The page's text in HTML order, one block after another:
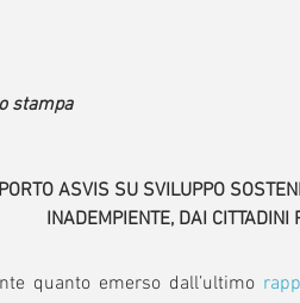
stampa
ASVIS SU SVILUPPO
INADEMPIENTE, DAI CITTADINI
quanto emerso dall’ultimo